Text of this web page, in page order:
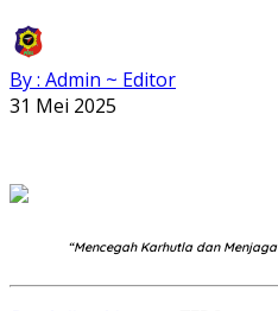
By : Admin ~ Editor
31 Mei 2025
“Mencegah Karhutla dan